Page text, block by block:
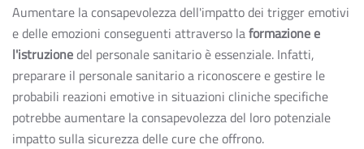
Aumentare la consapevolezza dell'impatto dei trigger emotivi
e delle emozioni conseguenti attraverso laformazione e
l'istruzionedel personale sanitario è essenziale. Infatti,
preparare il personale sanitario a riconoscere e gestire le
probabili reazioni emotive in situazioni cliniche specifiche
potrebbe aumentare la consapevolezza del loro potenziale
impatto sulla sicurezza delle cure che offrono.